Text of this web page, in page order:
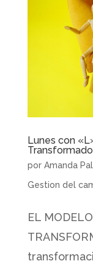
Lunes con
por Amanda
Gestion del
EL